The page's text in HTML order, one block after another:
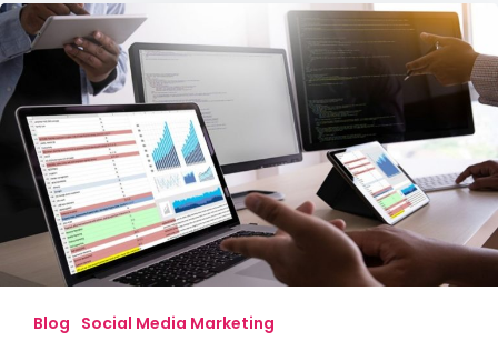
Si
può
usare
Google
Analytics
per
social
media?
Blog Social Media Marketing